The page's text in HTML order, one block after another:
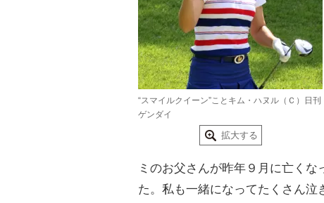
“スマイルクイーン”ことキム・ハヌル（Ｃ）日刊
ゲンダイ
拡大する
ミのお父さんが昨年９月に亡く
た。私も一緒になってたくさん泣